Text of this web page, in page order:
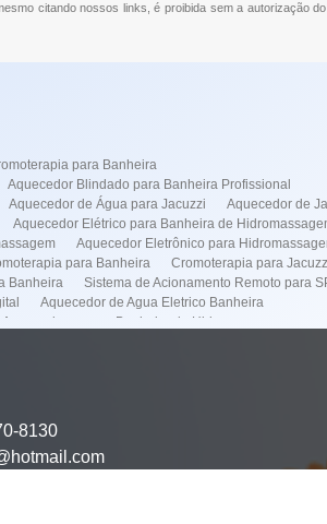
citando nossos links, é proibida sem a autorização
para Banheira
Aquecedor Blindado para Banheira Profissional
Aquecedor de Água para Jacuzzi
Aquecedor de
Aquecedor Elétrico para Banheira de
Aquecedor Eletrônico para
para Banheira
Cromoterapia para
Banheira
Sistema de Acionamento Remoto para
Aquecedor de Agua Eletrico Banheira
Aquecedores para Banheira de Hidromassagem
Simples
Automação de Spa
Banheira Hidro em Itaim Bibi
8130